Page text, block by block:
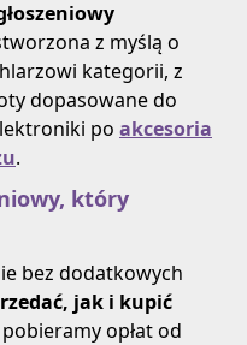
z myślą o
kategorii, z
dopasowane do
po akcesoria
.
który
bez dodatkowych
jak i kupić
pobieramy opłat od